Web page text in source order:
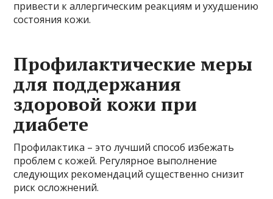
привести к аллергическим реакциям и ухудшению
состояния кожи.
Профилактические меры
для поддержания
здоровой кожи при
диабете
Профилактика – это лучший способ избежать
проблем с кожей. Регулярное выполнение
следующих рекомендаций существенно снизит
риск осложнений.